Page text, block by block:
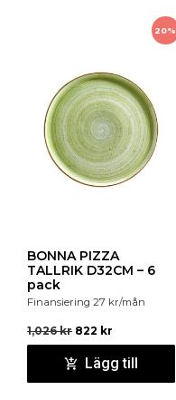
20%
BONNA PIZZA
TALLRIK D32CM – 6
pack
Finansiering 27 kr/mån
1,026kr 822 kr
Lägg till